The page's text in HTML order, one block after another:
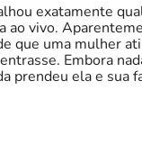
exatamente
ao vivo.
que uma mulher
Embora
prendeu ela e sua